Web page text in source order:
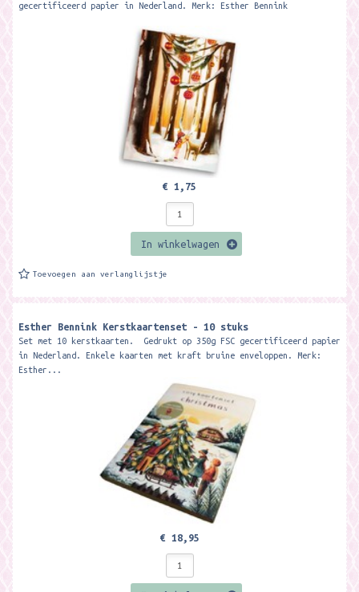
gecertificeerd papier in Nederland. Merk: Esther Bennink
€ 1,75
In winkelwagen
Toevoegen aan verlanglijstje
Esther Bennink Kerstkaartenset - 10 stuks
Set met 10 kerstkaarten. Gedrukt op 350g FSC gecertificeerd papier
in Nederland. Enkele kaarten met kraft bruine enveloppen. Merk:
Esther...
€ 18,95